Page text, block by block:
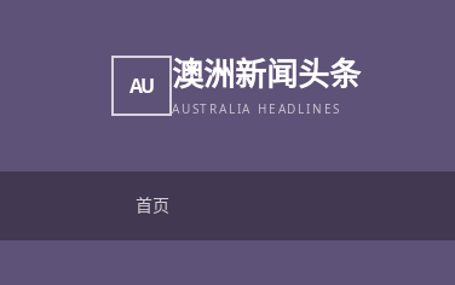
AU 澳洲新闻头条
AUSTRALIA HEADLINES
首页